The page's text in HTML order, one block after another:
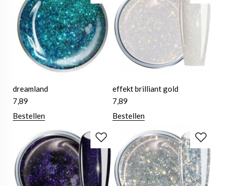
dreamland
7,89
Bestellen
effekt brilliant gold
7,89
Bestellen